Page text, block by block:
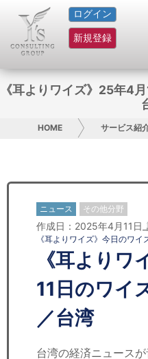
ログイン
新規登録
HOME
サービス紹介
お問い合わせ
日本人にPR
コンサルティング
リサーチ
セミナー
経済ニュース
《耳よりワイズ》25年4
HOME サービス紹
ニュース その他分野
作成日：2025年4月11日
《耳よりワイズ》今日のワイ
《耳よりワ
11日のワイ
／台湾
台湾の経済ニュース